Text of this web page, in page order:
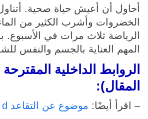
أحاول أن أعيش حياة صحية.
الخضروات وأشرب الكثير من
الرياضة ثلاث مرات في الأسبوع.
المهم العناية بالجسم والنفس
الروابط الداخلية
المقال):
– اقرأ أيضًا: موضوع عن التقاعد kurs d